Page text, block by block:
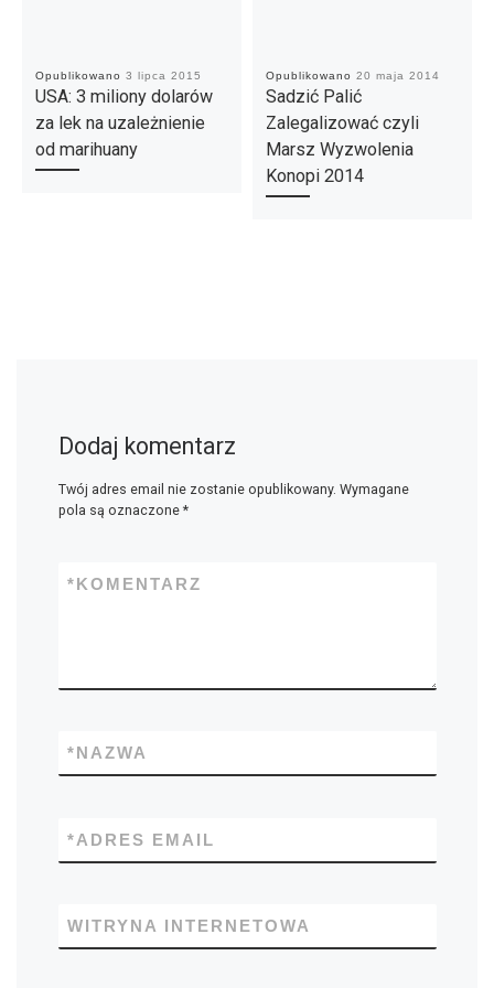
Opublikowano 3 lipca 2015
USA: 3 miliony dolarów
za lek na uzależnienie
od marihuany
Opublikowano 20 maja 2014
Sadzić Palić
Zalegalizować czyli
Marsz Wyzwolenia
Konopi 2014
Dodaj komentarz
Twój adres email nie zostanie opublikowany. Wymagane
pola są oznaczone *
KOMENTARZ
*
NAZWA
*
ADRES EMAIL
*
WITRYNA INTERNETOWA